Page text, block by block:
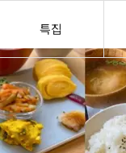
특집